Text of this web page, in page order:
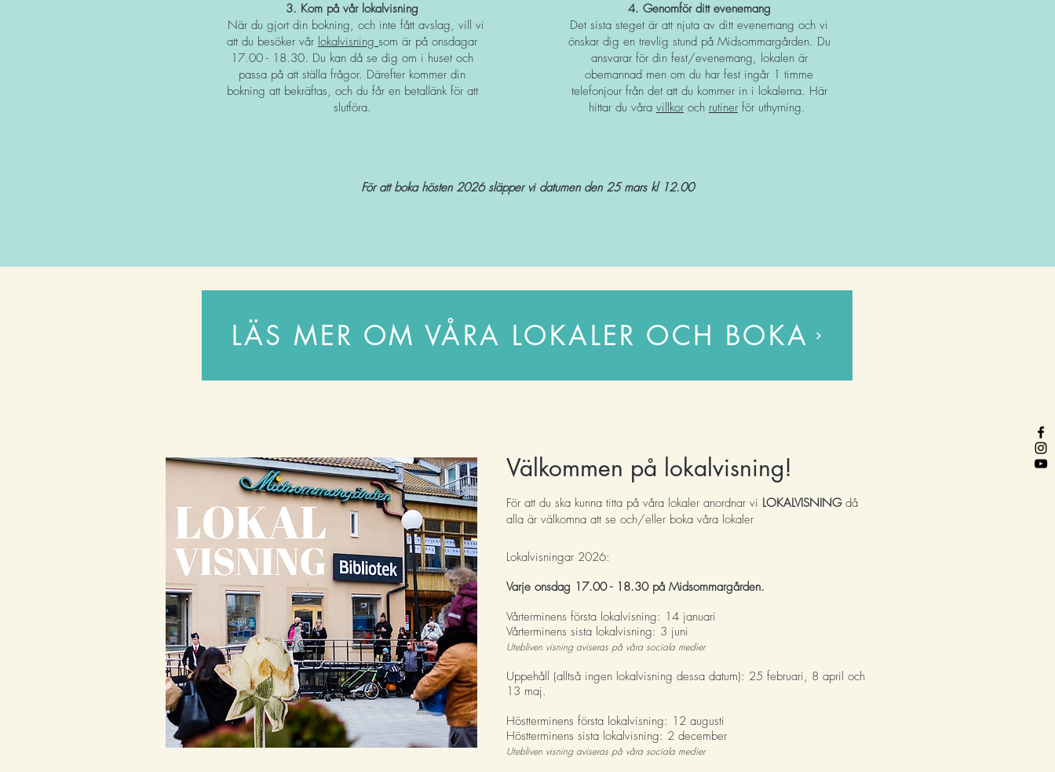
3. Kom på vår lokalvisning
När du gjort din bokning, och inte fått avslag, vill vi
att du besöker vår lokalvisning som är på onsdagar
17.00 - 18.30. Du kan då se dig om i huset och
passa på att ställa frågor. Därefter kommer din
bokning att bekräftas, och du får en betallänk för att
slutföra.
4. Genomför ditt evenemang
Det sista steget är att njuta av ditt evenemang och vi
önskar dig en trevlig stund på Midsommargården. Du
ansvarar för din fest/evenemang, lokalen är
obemannad men om du har fest ingår 1 timme
telefonjour från det att du kommer in i lokalerna. Här
hittar du våra villkor och rutiner för uthyrning.
För att boka hösten 2026 släpper vi datumen den 25 mars kl 12.00
LÄS MER OM VÅRA LOKALER OCH BOKA
För att du ska kunna titta på våra lokaler anordnar vi LOKALVISNING då
alla är välkomna att se och/eller boka våra lokaler
Välkommen på lokalvisning!
Lokalvisningar 2026:
Varje onsdag 17.00 - 18.30 på Midsommargården.
Vårterminens första lokalvisning: 14 januari
Vårterminens sista lokalvisning: 3 juni
Utebliven visning aviseras på våra sociala medier
Uppehåll (alltså ingen lokalvisning dessa datum): 25 februari, 8 april och
13 maj.
Höstterminens första lokalvisning: 12 augusti
Höstterminens sista lokalvisning: 2 december
Utebliven visning aviseras på våra sociala medier